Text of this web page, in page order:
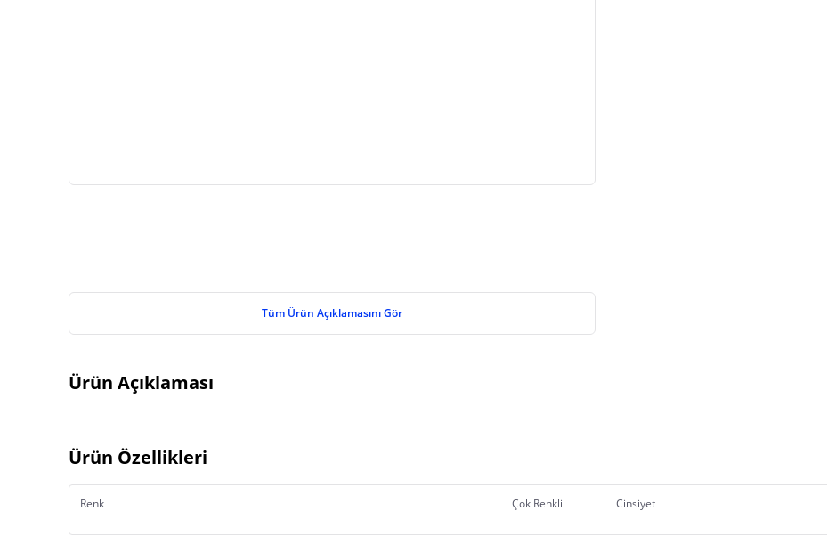
Tüm Ürün Açıklamasını Gör
Ürün Açıklaması
Ürün Özellikleri
Renk Çok Renkli Cinsiyet